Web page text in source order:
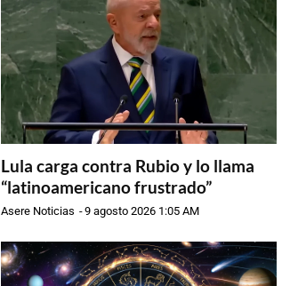
Lula carga contra Rubio y lo llama
“latinoamericano frustrado”
Asere Noticias -9 agosto 2026 1:05 AM